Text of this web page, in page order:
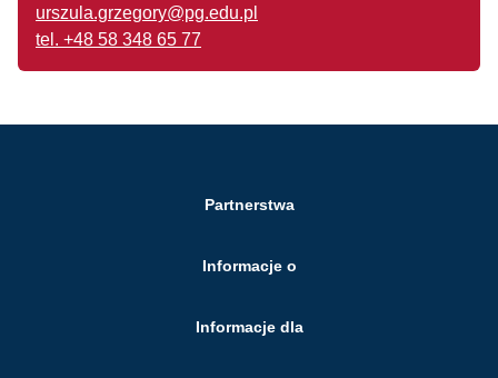
urszula.grzegory@pg.edu.pl
tel. +48 58 348 65 77
Partnerstwa
Informacje o
Informacje dla